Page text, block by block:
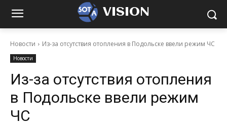
VISION
Новости Из-за отсутствия отопления в Подольске ввели режим ЧС
Новости
Из-за отсутствия отопления
в Подольске ввели режим
ЧС